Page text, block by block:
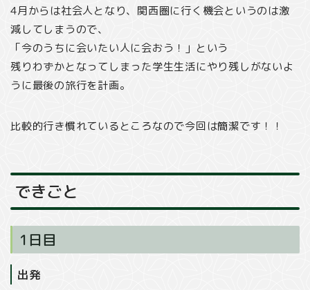
4月からは社会人となり、関西圏に行く機会というのは激
減してしまうので、
「今のうちに会いたい人に会おう！」という
残りわずかとなってしまった学生生活にやり残しがないよ
うに最後の旅行を計画。
比較的行き慣れているところなので今回は簡潔です！！
できごと
1日目
出発